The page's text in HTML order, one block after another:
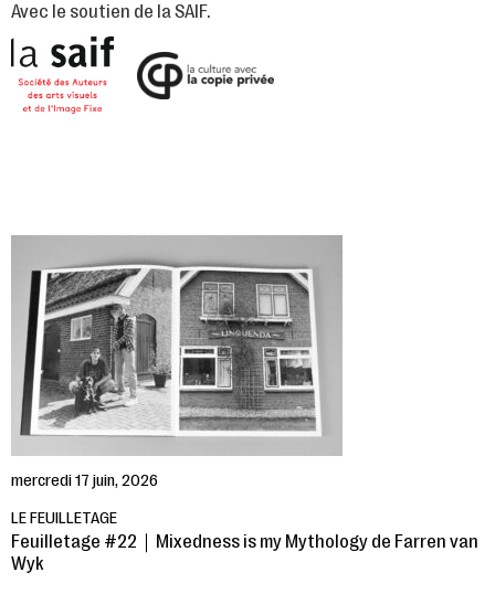
Avec le soutien de la SAIF.
mercredi 17 juin, 2026
LE FEUILLETAGE
Feuilletage #22｜Mixedness is my Mythology de Farren van
Wyk